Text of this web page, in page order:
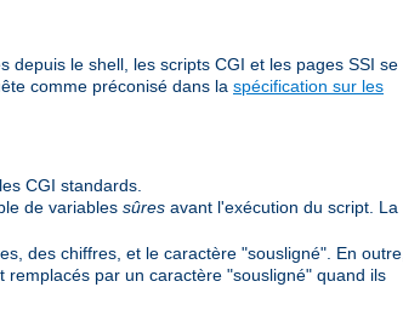
depuis le shell, les scripts CGI et les pages SSI se
comme préconisé dans la spécification sur les
CGI standards.
de variables sûres avant l'exécution du script. La
des chiffres, et le caractère "sousligné". En outre,
par un caractère "sousligné" quand ils